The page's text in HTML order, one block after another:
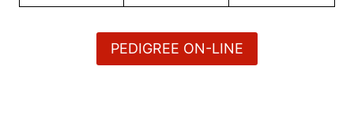
PEDIGREE ON-LINE